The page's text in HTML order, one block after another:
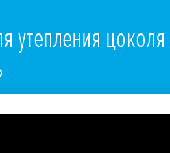
утепления